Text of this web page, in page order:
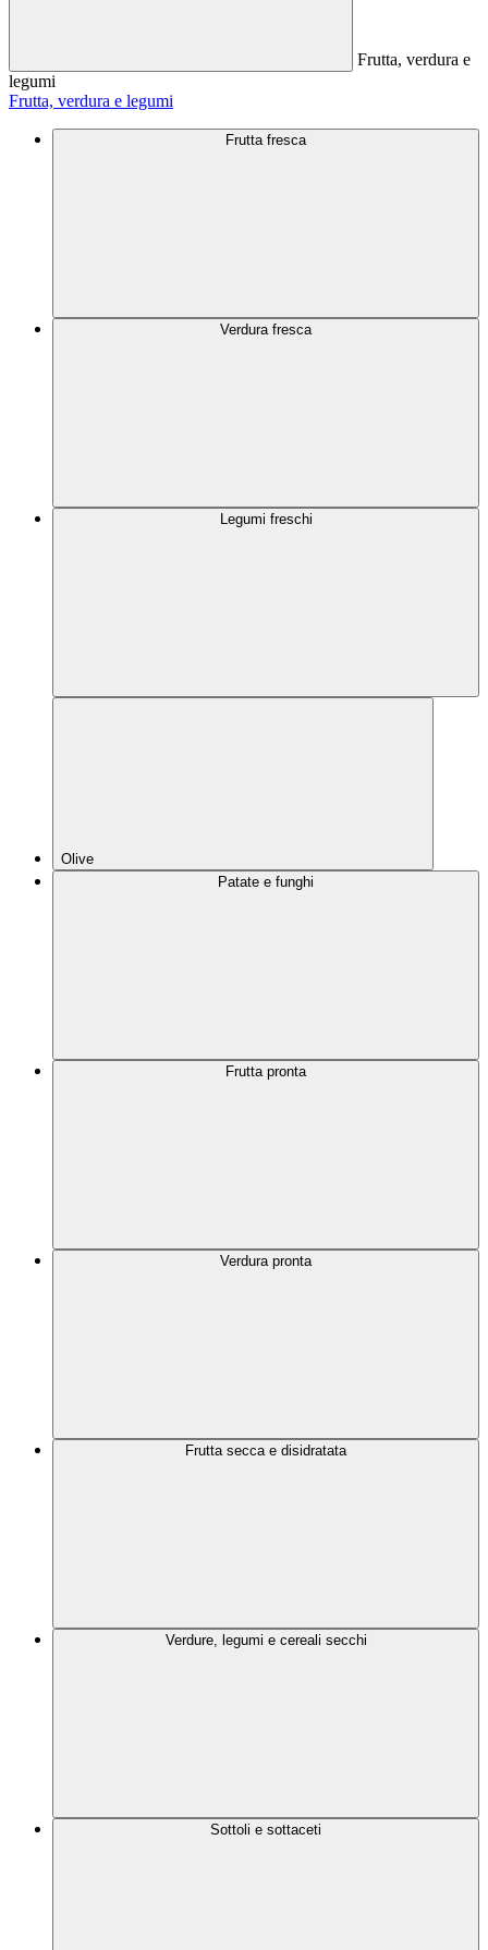
Frutta, verdura e
legumi
Frutta, verdura e legumi
Frutta fresca
Verdura fresca
Legumi freschi
Olive
Patate e funghi
Frutta pronta
Verdura pronta
Frutta secca e disidratata
Verdure, legumi e cereali secchi
Sottoli e sottaceti